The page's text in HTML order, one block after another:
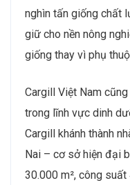
nghìn tấn giống chất
giữ cho nền nông
giống thay vì phụ
Cargill Việt Nam
trong lĩnh vực dinh
Cargill khánh thành
Nai – cơ sở hiện đại
30.000 m², công